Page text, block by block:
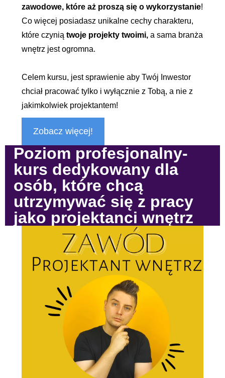
zawodowe, które aż proszą się o wykorzystanie!
Co więcej posiadasz unikalne cechy charakteru,
które czynią twoje projekty twoimi, a sama branża
wnętrz jest ogromna.
Celem kursu, jest sprawienie aby Twój Inwestor
chciał pracować tylko i wyłącznie z Tobą, a nie z
jakimkolwiek projektantem!
Zobacz więcej!
Poziom profesjonalny-
kurs dedykowany dla
osób, które chcą
utrzymywać się z pracy
jako projektanci wnętrz